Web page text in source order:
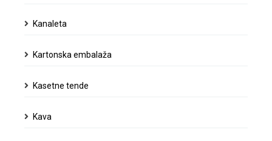
Kanaleta
Kartonska embalaža
Kasetne tende
Kava